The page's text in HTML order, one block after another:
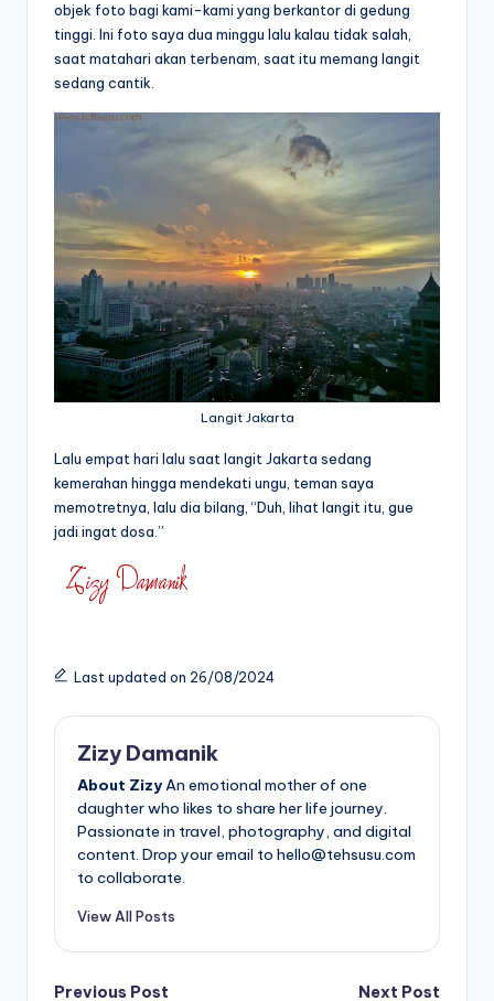
objek foto bagi kami-kami yang berkantor di gedung
tinggi. Ini foto saya dua minggu lalu kalau tidak salah,
saat matahari akan terbenam, saat itu memang langit
sedang cantik.
Langit Jakarta
Lalu empat hari lalu saat langit Jakarta sedang
kemerahan hingga mendekati ungu, teman saya
memotretnya, lalu dia bilang, “Duh, lihat langit itu, gue
jadi ingat dosa.”
Last updated on 26/08/2024
Zizy Damanik
About ZizyAn emotional mother of one
daughter who likes to share her life journey.
Passionate in travel, photography, and digital
content. Drop your email to hello@tehsusu.com
to collaborate.
View All Posts
Previous Post Next Post